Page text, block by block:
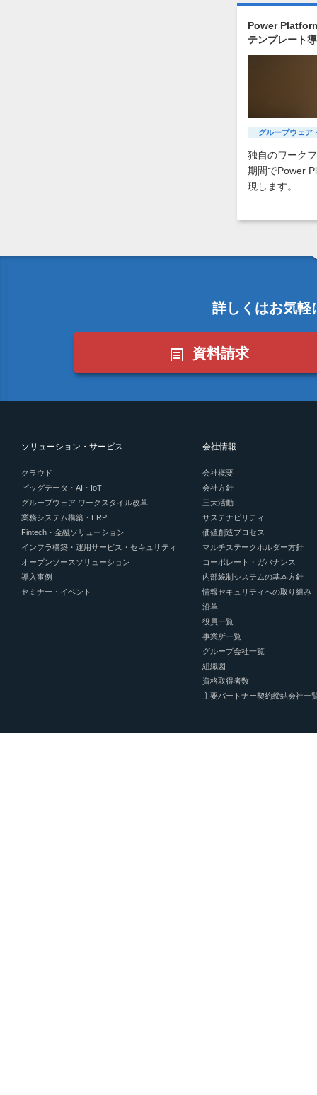
Power
テンプレート
グループウェア
独自のワーク
期間でPower
現します。
詳しくはお気軽
資料請求
ソリューション・サービス
クラウド
ビッグデータ・AI・IoT
グループウェア ワークスタイル改革
業務システム構築・ERP
Fintech・金融ソリューション
インフラ構築・運用サービス・セキュリティ
オープンソースソリューション
導入事例
セミナー・イベント
会社情報
会社概要
会社方針
三大活動
サステナビリティ
価値創造プロセス
マルチステークホルダー方針
コーポレート・ガバナンス
内部統制システムの基本方針
情報セキュリティへの取り組み
沿革
役員一覧
事業所一覧
グループ会社一覧
組織図
資格取得者数
主要パートナー契約締結会社一